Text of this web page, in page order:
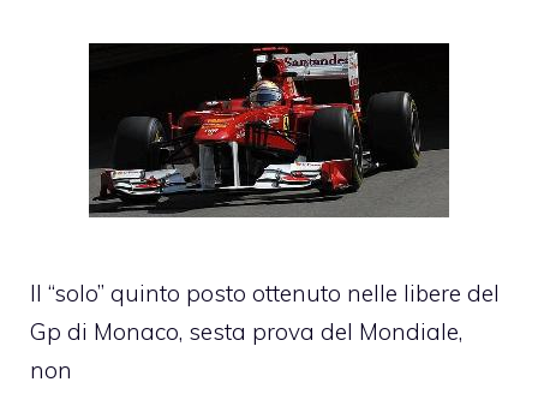
Il “solo” quinto posto ottenuto nelle libere del
Gp di Monaco, sesta prova del Mondiale,
non